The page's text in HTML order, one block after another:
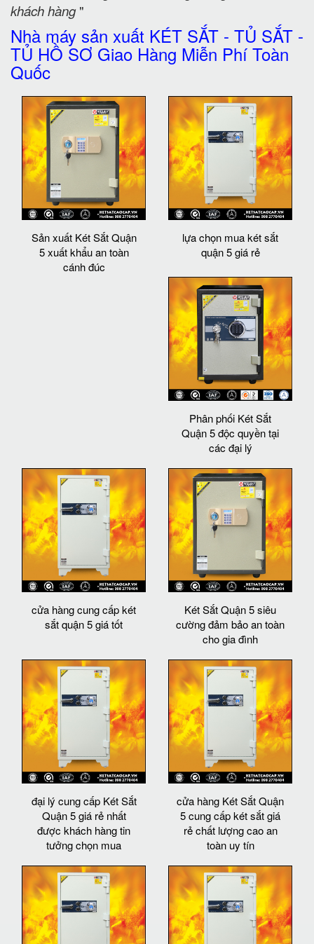
khách hàng"
Nhà máy sản xuất KÉT SẮT - TỦ SẮT -
TỦ HỒ SƠ Giao Hàng Miễn Phí Toàn
Quốc
Sản xuất Két Sắt Quận
5 xuất khẩu an toàn
cánh đúc
lựa chọn mua két sắt
quận 5 giá rẻ
Phân phối Két Sắt
Quận 5 độc quyền tại
các đại lý
cửa hàng cung cấp két
sắt quận 5 giá tốt
Két Sắt Quận 5 siêu
cường đảm bảo an toàn
cho gia đình
đại lý cung cấp Két Sắt
Quận 5 giá rẻ nhất
được khách hàng tin
tưởng chọn mua
cửa hàng Két Sắt Quận
5 cung cấp két sắt giá
rẻ chất lượng cao an
toàn uy tín